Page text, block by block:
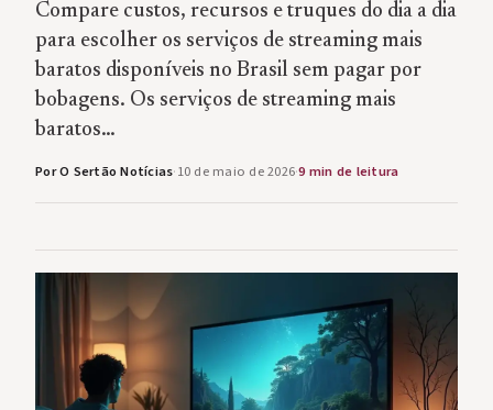
Compare custos, recursos e truques do dia a dia
para escolher os serviços de streaming mais
baratos disponíveis no Brasil sem pagar por
bobagens. Os serviços de streaming mais
baratos…
Por O Sertão Notícias·10 de maio de 2026·9 min de leitura